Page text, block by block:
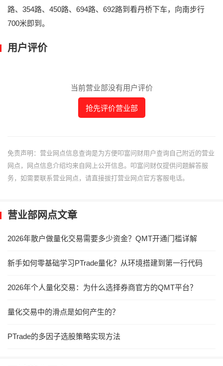
路、354路、450路、694路、692路到看丹桥下车，向南步行
700米即到。
用户评价
当前营业部没有用户评价
抢先评价营业部
免责声明：营业网点信息查询是为方便叩富问财用户查询自己附近的营业
网点，网点信息介绍均来自网上公开信息。叩富问财仅提供问题解答服
务，如需要联系营业网点，请直接拔打营业网点官方客服电话。
营业部网点文章
2026年散户做量化交易需要多少资金？QMT开通门槛详解
新手如何零基础学习PTrade量化？从环境搭建到第一行代码
2026年个人量化交易：为什么选择券商官方的QMT平台？
量化交易中的滑点是如何产生的？
PTrade的多因子选股策略实现方法